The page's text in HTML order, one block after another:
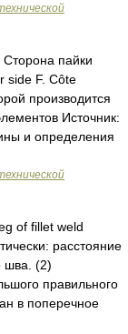
пайки
side F. Côte
производится
Источник:
и определения
of fillet weld
расстояние
шва. (2)
правильного
в поперечное